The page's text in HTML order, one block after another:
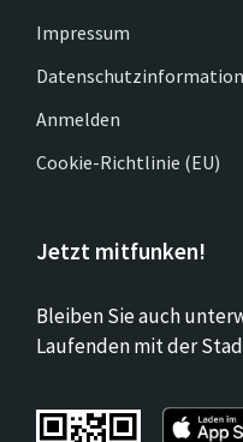
Impressum
Datenschutzinformation
Anmelden
Cookie-Richtlinie (EU)
Jetzt mitfunken!
Bleiben Sie auch
Laufenden mit der